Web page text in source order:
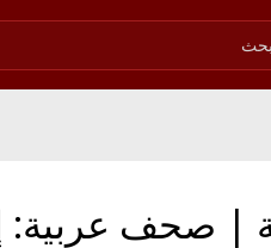
| صحف